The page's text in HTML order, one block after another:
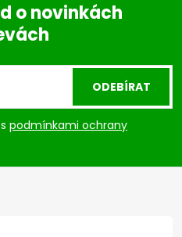
o novinkách
podmínkami ochrany
ODEBÍRAT